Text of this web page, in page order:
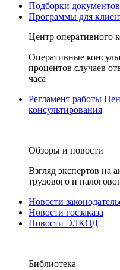
Подборки документов
Программы для
Центр оперативного
Оперативные
процентов случаев
часа
Регламент работы
консультирования
Обзоры и новости
Взгляд экспертов на
трудового и
Новости
Новости госзаказа
Новости ЭЛКОД
Библиотека